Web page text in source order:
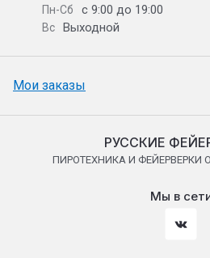
Пн-Сб с 9:00 до 19:00
Вс Выходной
Мои заказы
РУССКИЕ
ПИРОТЕХНИКА И ФЕЙЕРВЕРКИ
Мы в